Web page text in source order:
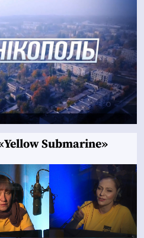
Submarine»